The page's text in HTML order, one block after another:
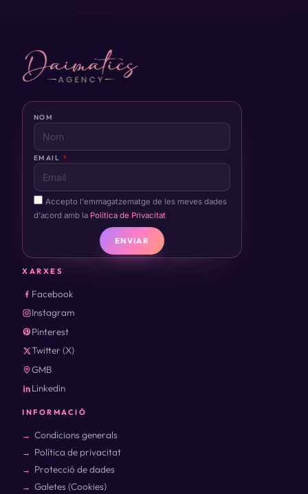
NOM
EMAIL
Accepto l'emmagatzematge de les meves dades
d'acord amb la Política de Privacitat
ENVIAR
XARXES
Facebook
Instagram
Pinterest
Twitter (X)
GMB
Linkedin
INFORMACIÓ
Condicions generals
Política de privacitat
Protecció de dades
Galetes (Cookies)